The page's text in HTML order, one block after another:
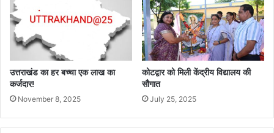
उत्तराखंड का हर बच्चा एक लाख का
कर्जदार!
November 8, 2025
कोटद्वार को मिली केंद्रीय विद्यालय की
सौगात
July 25, 2025